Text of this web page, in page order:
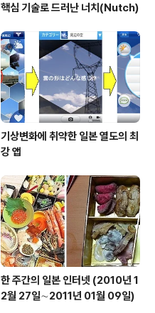
핵심 기술로 드러난 너치(Nutch)
기상변화에 취약한 일본 열도의 최
강 앱
한 주간의 일본 인터넷 (2010년 1
2월 27일∼2011년 01월 09일)